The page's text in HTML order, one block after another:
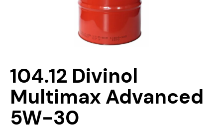
104.12 Divinol
Multimax Advanced
5W-30